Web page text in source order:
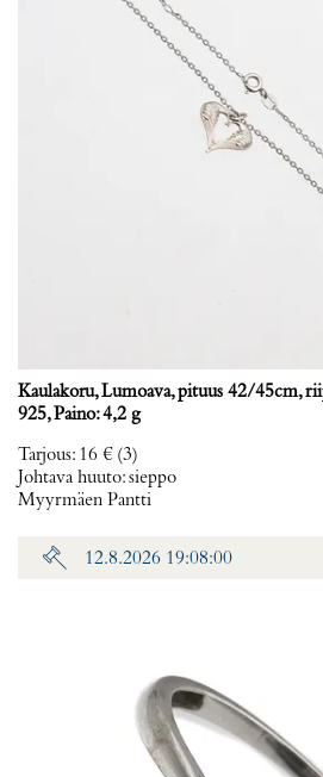
Kaulakoru, Lumoava, pituus 42/45cm,
925, Paino: 4,2 g
Tarjous: 16 € (3)
Johtava huuto:sieppo
Myyrmäen Pantti
12.8.2026 19:08:00